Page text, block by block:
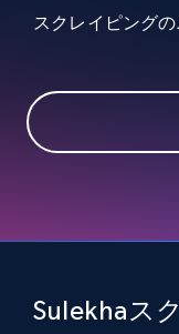
8.1K+
Youtube -
Video length,
8.1K+
スクレイピング
Sulekhaス